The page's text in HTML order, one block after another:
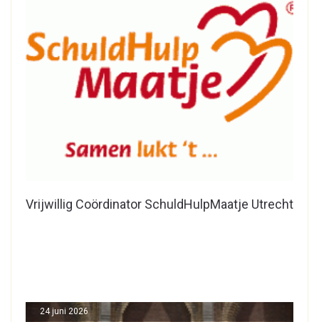
Vrijwillig Coördinator SchuldHulpMaatje Utrecht
24 juni 2026